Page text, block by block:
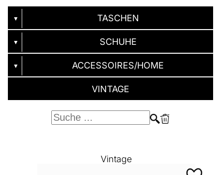
▼ TASCHEN
▼ SCHUHE
▼ ACCESSOIRES/HOME
VINTAGE
Vintage